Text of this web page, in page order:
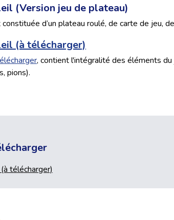
(Version jeu de plateau)
d’un plateau roulé, de carte de jeu,
(à télécharger)
, contient l'intégralité des éléments
pions).
télécharger)